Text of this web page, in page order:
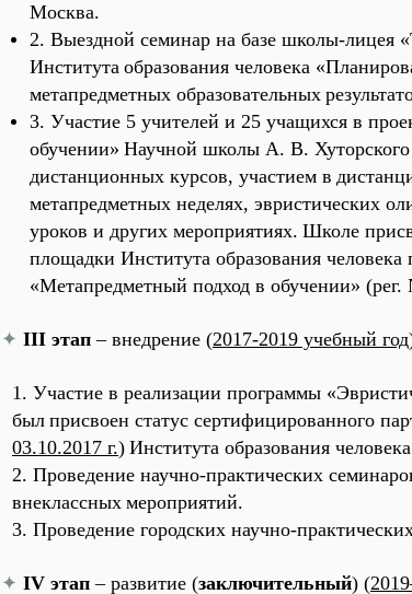
Москва.
2. Выездной семинар на базе школы-лицея
Института образования человека
метапредметных образовательных
3. Участие 5 учителей и 25 учащихся в
обучении» Научной школы А. В.
дистанционных курсов, участием в
метапредметных неделях, эвристических
уроков и других мероприятиях. Школе
площадки Института образования человека
«Метапредметный подход в обучении»
✦ III этап – внедрение (2017-2019 учебный год
1. Участие в реализации программы
был присвоен статус сертифицированного
03.10.2017 г.) Института образования
2. Проведение научно-практических
внеклассных мероприятий.
3. Проведение городских научно-
✦ IV этап – развитие (заключительный) (